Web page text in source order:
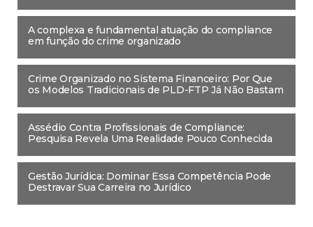
A complexa e fundamental atuação do compliance
em função do crime organizado
Crime Organizado no Sistema Financeiro: Por Que
os Modelos Tradicionais de PLD-FTP Já Não Bastam
Assédio Contra Profissionais de Compliance:
Pesquisa Revela Uma Realidade Pouco Conhecida
Gestão Jurídica: Dominar Essa Competência Pode
Destravar Sua Carreira no Jurídico